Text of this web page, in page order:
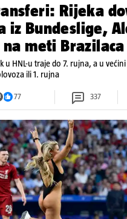
Rijeka
iz Bundeslige,
meti Brazilaca
u HNL-u traje do 7. rujna, a u
ili 1. rujna
77 337